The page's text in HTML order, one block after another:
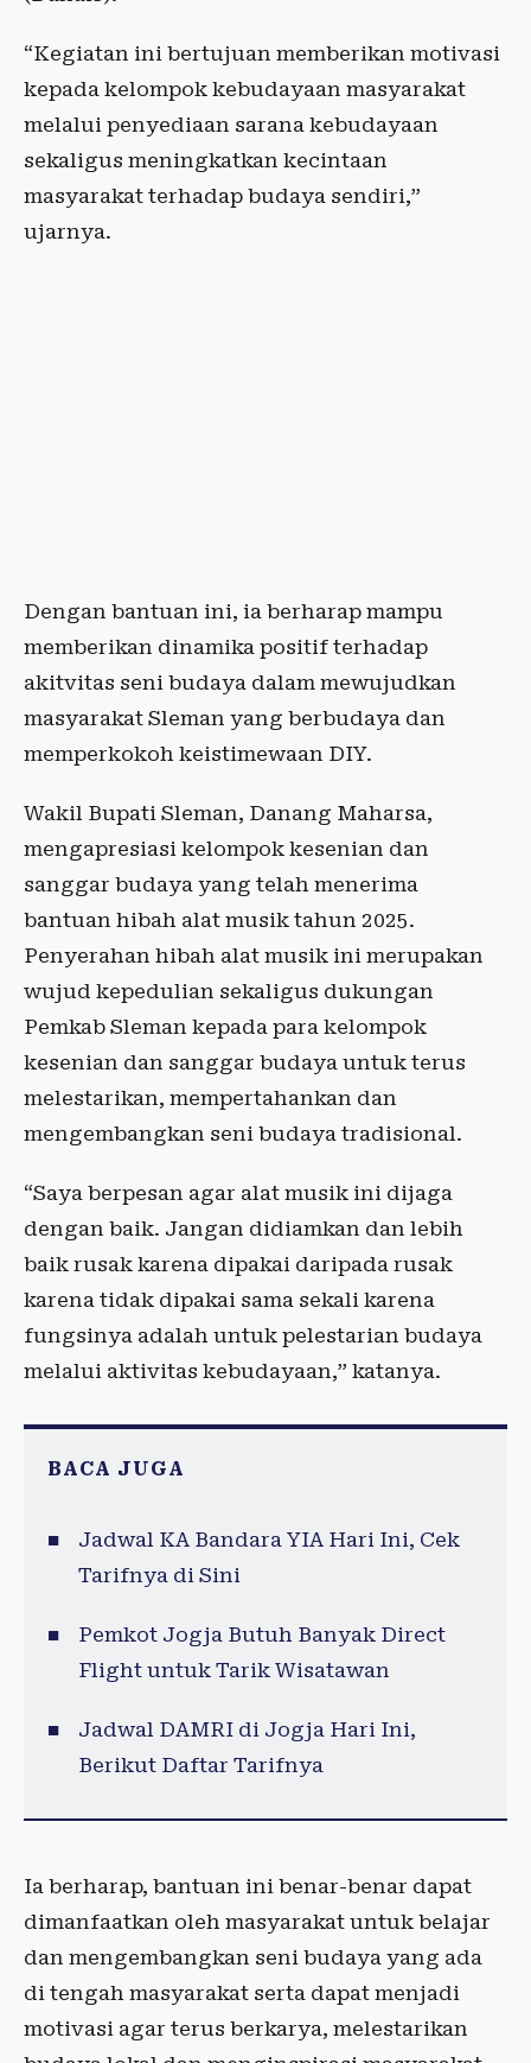
“Kegiatan ini bertujuan memberikan motivasi
kepada kelompok kebudayaan masyarakat
melalui penyediaan sarana kebudayaan
sekaligus meningkatkan kecintaan
masyarakat terhadap budaya sendiri,”
ujarnya.
Dengan bantuan ini, ia berharap mampu
memberikan dinamika positif terhadap
akitvitas seni budaya dalam mewujudkan
masyarakat Sleman yang berbudaya dan
memperkokoh keistimewaan DIY.
Wakil Bupati Sleman, Danang Maharsa,
mengapresiasi kelompok kesenian dan
sanggar budaya yang telah menerima
bantuan hibah alat musik tahun 2025.
Penyerahan hibah alat musik ini merupakan
wujud kepedulian sekaligus dukungan
Pemkab Sleman kepada para kelompok
kesenian dan sanggar budaya untuk terus
melestarikan, mempertahankan dan
mengembangkan seni budaya tradisional.
“Saya berpesan agar alat musik ini dijaga
dengan baik. Jangan didiamkan dan lebih
baik rusak karena dipakai daripada rusak
karena tidak dipakai sama sekali karena
fungsinya adalah untuk pelestarian budaya
melalui aktivitas kebudayaan,” katanya.
BACA JUGA
Jadwal KA Bandara YIA Hari Ini, Cek
Tarifnya di Sini
Pemkot Jogja Butuh Banyak Direct
Flight untuk Tarik Wisatawan
Jadwal DAMRI di Jogja Hari Ini,
Berikut Daftar Tarifnya
Ia berharap, bantuan ini benar-benar dapat
dimanfaatkan oleh masyarakat untuk belajar
dan mengembangkan seni budaya yang ada
di tengah masyarakat serta dapat menjadi
motivasi agar terus berkarya, melestarikan